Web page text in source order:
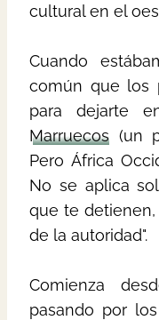
cultural en el
Cuando
común que los
para dejarte
Marruecos (un
Pero África
No se aplica
que te
de la autoridad".
Comienza
pasando por